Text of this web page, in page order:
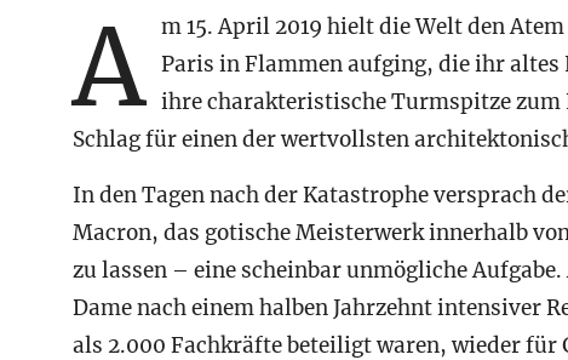
A m 15. April 2019 hielt die Welt den
Paris in Flammen aufging, die ihr altes
ihre charakteristische Turmspitze
Schlag für einen der wertvollsten
In den Tagen nach der Katastrophe versprach
Macron, das gotische Meisterwerk innerhalb
zu lassen – eine scheinbar unmögliche
Dame nach einem halben Jahrzehnt intensiver
als 2.000 Fachkräfte beteiligt waren, wieder für